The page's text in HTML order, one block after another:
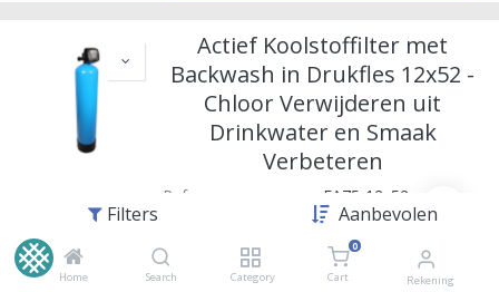
Filters Aanbevolen
Home Search Category
0
Cart Rekening
Actief Koolstoffilter met
Backwash in Drukfles 12x52 -
Chloor Verwijderen uit
Drinkwater en Smaak
Verbeteren
Reference:
FA75-12x52
AQMOS
7 dagen
Inhoud filtermedia
42 L